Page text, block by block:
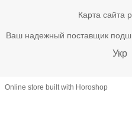
Карта сайта
Ваш надежный поставщик
Укр
Online store built with Horoshop